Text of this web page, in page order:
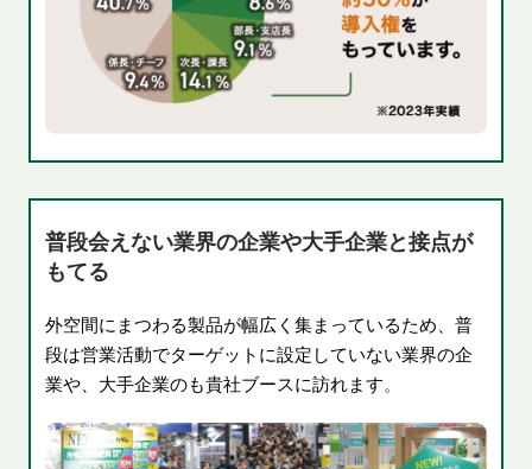
普段会えない業界の企業や大手企業と接点が
もてる
外空間にまつわる製品が幅広く集まっているため、普
段は営業活動でターゲットに設定していない業界の企
業や、大手企業のも貴社ブースに訪れます。